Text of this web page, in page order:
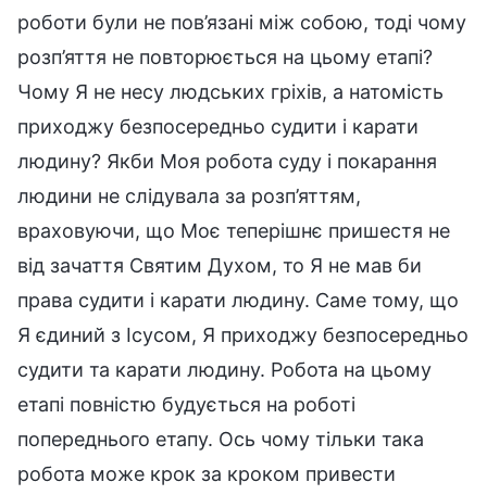
роботи були не пов’язані між собою, тоді чому
розп’яття не повторюється на цьому етапі?
Чому Я не несу людських гріхів, а натомість
приходжу безпосередньо судити і карати
людину? Якби Моя робота суду і покарання
людини не слідувала за розп’яттям,
враховуючи, що Моє теперішнє пришестя не
від зачаття Святим Духом, то Я не мав би
права судити і карати людину. Саме тому, що
Я єдиний з Ісусом, Я приходжу безпосередньо
судити та карати людину. Робота на цьому
етапі повністю будується на роботі
попереднього етапу. Ось чому тільки така
робота може крок за кроком привести